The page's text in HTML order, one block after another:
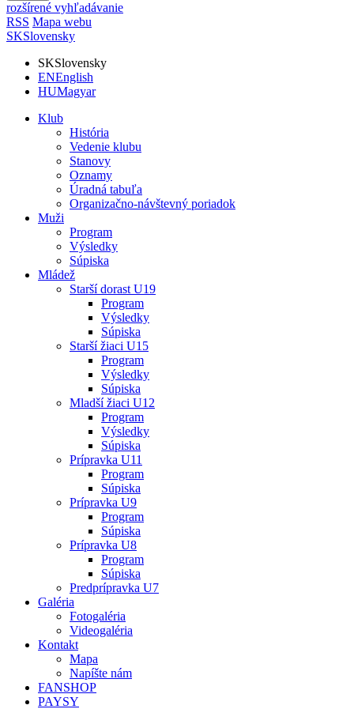
rozšírené vyhľadávanie
RSS Mapa webu
SKSlovensky
SKSlovensky
ENEnglish
HUMagyar
Klub
História
Vedenie klubu
Stanovy
Oznamy
Úradná tabuľa
Organizačno-návštevný poriadok
Muži
Program
Výsledky
Súpiska
Mládež
Starší dorast U19
Program
Výsledky
Súpiska
Starší žiaci U15
Program
Výsledky
Súpiska
Mladší žiaci U12
Program
Výsledky
Súpiska
Prípravka U11
Program
Súpiska
Prípravka U9
Program
Súpiska
Prípravka U8
Program
Súpiska
Predprípravka U7
Galéria
Fotogaléria
Videogaléria
Kontakt
Mapa
Napíšte nám
FANSHOP
PAYSY